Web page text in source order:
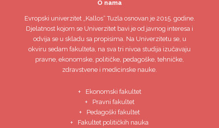
O nama
Evropski univerzitet„Kallos“ Tuzla osnovan je 2015. godine.
Djelatnost kojom se Univerzitet bavi je od javnog interesa i
odvija se u skladu sa propisima. Na Univerzitetu se, u
okviru sedam fakulteta, na sva tri nivoa studija izučavaju
pravne, ekonomske, političke, pedagoške, tehničke,
zdravstvene i medicinske nauke.
Ekonomski fakultet
Pravni fakultet
Pedagoški fakultet
Fakultet političkih nauka